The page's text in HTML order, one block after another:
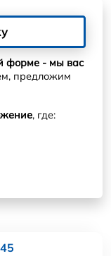
форме - мы вас
предложим
, где: